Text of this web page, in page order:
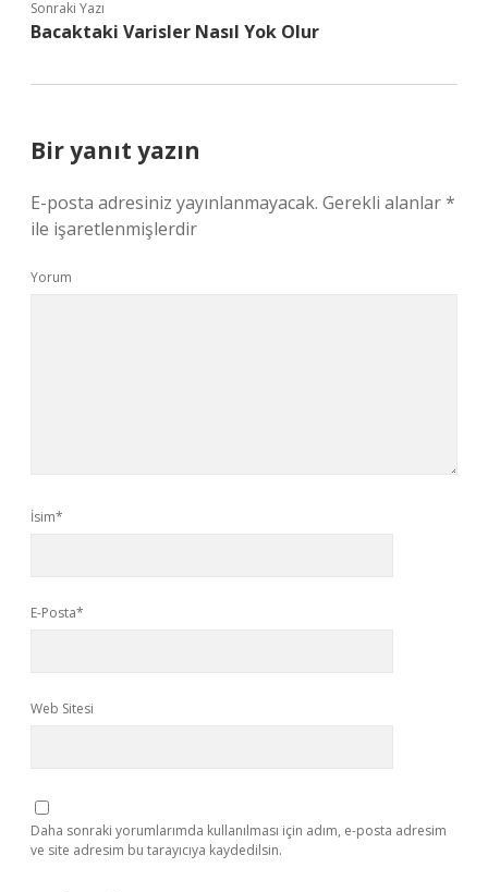
Sonraki Yazı
Bacaktaki Varisler Nasıl Yok Olur
Bir yanıt yazın
E-posta adresiniz yayınlanmayacak. Gerekli alanlar*
ile işaretlenmişlerdir
Yorum
İsim*
E-Posta*
Web Sitesi
Daha sonraki yorumlarımda kullanılması için adım, e-posta adresim
ve site adresim bu tarayıcıya kaydedilsin.